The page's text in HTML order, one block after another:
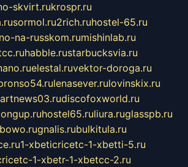
skvirt.rukrospr.ru
sormol.ru2rich.ruhostel-65.ru
na-russkom.rumishinlab.ru
habble.rustarbucksvia.ru
elestal.ruvektor-doroga.ru
lenasever.rulovinskix.ru
discofoxworld.ru
hostel65.ruliura.ruglasspb.ru
gnalis.rubulkitula.ru
1-xbeticricetc-1-xbetti-5.ru
1-xbetr-1-xbetcc-2.ru